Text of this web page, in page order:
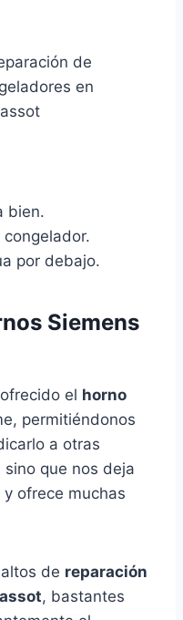
bien.
por debajo.
Siemens
el horno
permitiéndonos
a otras
que nos deja
ofrece muchas
de reparación
, bastantes